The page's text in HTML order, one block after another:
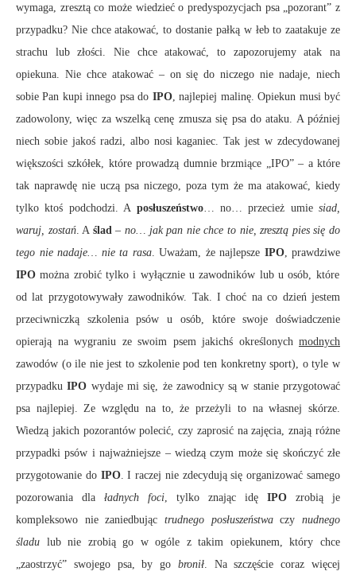
wymaga, zresztą co może wiedzieć o predyspozycjach psa „pozorant” z
przypadku? Nie chce atakować, to dostanie pałką w łeb to zaatakuje ze
strachu lub złości. Nie chce atakować, to zapozorujemy atak na
opiekuna. Nie chce atakować – on się do niczego nie nadaje, niech
sobie Pan kupi innego psa do IPO, najlepiej malinę. Opiekun musi być
zadowolony, więc za wszelką cenę zmusza się psa do ataku. A później
niech sobie jakoś radzi, albo nosi kaganiec. Tak jest w zdecydowanej
większości szkółek, które prowadzą dumnie brzmiące „IPO” – a które
tak naprawdę nie uczą psa niczego, poza tym że ma atakować, kiedy
tylko ktoś podchodzi. A posłuszeństwo… no… przecież umie siad,
waruj, zostań. A ślad –no… jak pan nie chce to nie, zresztą pies się do
tego nie nadaje… nie ta rasa. Uważam, że najlepsze IPO, prawdziwe
IPO można zrobić tylko i wyłącznie u zawodników lub u osób, które
od lat przygotowywały zawodników. Tak. I choć na co dzień jestem
przeciwniczką szkolenia psów u osób, które swoje doświadczenie
opierają na wygraniu ze swoim psem jakichś określonych modnych
zawodów (o ile nie jest to szkolenie pod ten konkretny sport), o tyle w
przypadkuIPO wydaje mi się, że zawodnicy są w stanie przygotować
psa najlepiej. Ze względu na to, że przeżyli to na własnej skórze.
Wiedzą jakich pozorantów polecić, czy zaprosić na zajęcia, znają różne
przypadki psów i najważniejsze – wiedzą czym może się skończyć złe
przygotowanie do IPO. I raczej nie zdecydują się organizować samego
pozorowania dla ładnych foci , tylko znając idę IPO zrobią je
kompleksowo nie zaniedbując trudnego posłuszeństwaczynudnego
śladu lub nie zrobią go w ogóle z takim opiekunem, który chce
„zaostrzyć” swojego psa, by go bronił. Na szczęście coraz więcej